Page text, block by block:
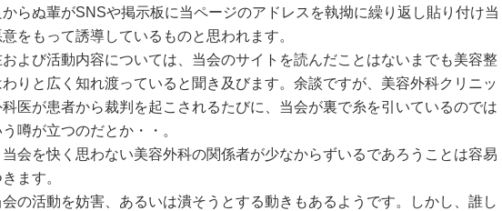
らぬ輩がSNSや掲示板に当ページのアドレスを執拗に繰り返し貼り付け当
をもって誘導しているものと思われます。
よび活動内容については、当会のサイトを読んだことはないまでも美容整
りと広く知れ渡っていると聞き及びます。余談ですが、美容外科クリニッ
科医が患者から裁判を起こされるたびに、当会が裏で糸を引いているのでは
噂が立つのだとか・・。
当会を快く思わない美容外科の関係者が少なからずいるであろうことは容易
ます。
の活動を妨害、あるいは潰そうとする動きもあるようです。しかし、誰し